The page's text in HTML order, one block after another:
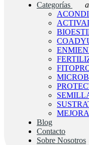
Categorías
Blog
Contacto
Sobre Nosotros